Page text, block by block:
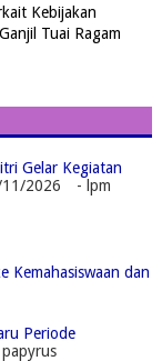
Kebijakan
Tuai Ragam
Gelar Kegiatan
2026
- lpm
Kemahasiswaan dan
Periode